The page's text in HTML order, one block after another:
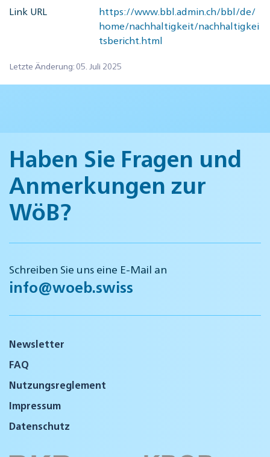
Link URL
https://www.bbl.admin.ch/bbl/de/
home/nachhaltigkeit/nachhaltigkei
tsbericht.html
Letzte Änderung: 05. Juli 2025
Haben Sie Fragen und
Anmerkungen zur
WöB?
Schreiben Sie uns eine E-Mail an
info@woeb.swiss
Newsletter
FAQ
Nutzungsreglement
Impressum
Datenschutz